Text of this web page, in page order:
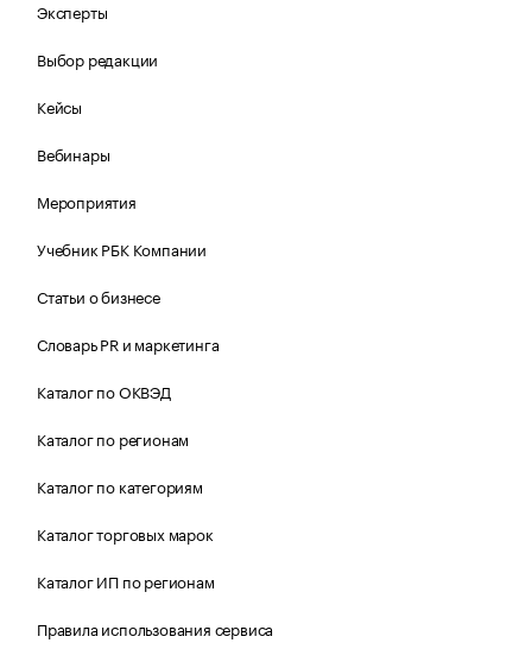
Эксперты
Выбор редакции
Кейсы
Вебинары
Мероприятия
Учебник РБК Компании
Статьи о бизнесе
Словарь PR и маркетинга
Каталог по ОКВЭД
Каталог по регионам
Каталог по категориям
Каталог торговых марок
Каталог ИП по регионам
Правила использования сервиса